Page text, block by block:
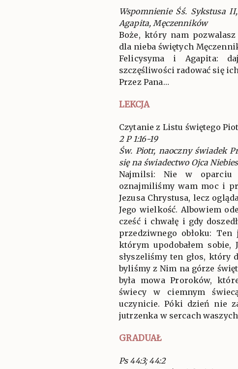
Wspomnienie Śś. Sykstusa
Agapita, Męczenników
Boże, który nam
dla nieba świętych
Felicysyma i Agapita:
szczęśliwości radować się
Przez Pana…
LEKCJA
Czytanie z Listu świętego
2 P 1:16-19
Św. Piotr, naoczny świadek
się na świadectwo Ojca
Najmilsi: Nie w oparciu
oznajmiliśmy wam moc i
Jezusa Chrystusa, lecz
Jego wielkość. Albowiem
cześć i chwałę i gdy
przedziwnego obłoku:
którym upodobałem sobie,
słyszeliśmy ten głos, który
byliśmy z Nim na górze
była mowa Proroków,
świecy w ciemnym
uczynicie. Póki dzień nie
jutrzenka w sercach
GRADUAŁ
Ps 44:3; 44:2